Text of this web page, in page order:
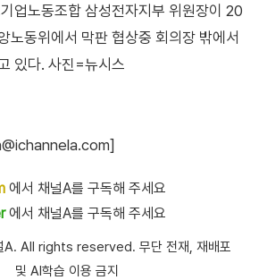
업노동조합 삼성전자지부 위원장이 20
노동위에서 막판 협상중 회의장 밖에서
있다. 사진=뉴시스
에서 채널A를 구독해 주세요
에서 채널A를 구독해 주세요
All rights reserved. 무단 전재, 재배포
및 AI학습 이용 금지